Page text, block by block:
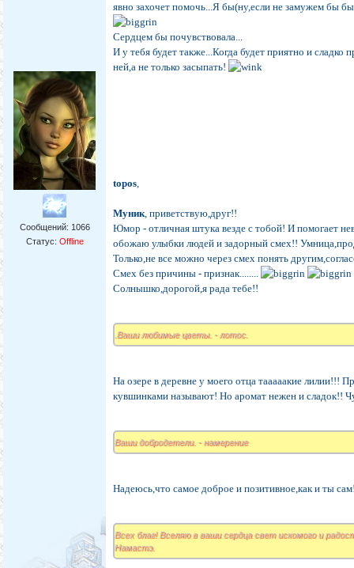
Сообщений: 1066
Статус: Offline
явно захочет помочь...Я бы(ну,если не замужем бы
Сердцем бы почувствовала...
И у тебя будет также...Когда будет приятно и сладко
ней,а не только засыпать!
topos,
Муник, приветствую,друг!!
Юмор - отличная штука везде с тобой! И помогает
обожаю улыбки людей и задорный смех!!
Только,не все можно через смех понять
Смех без причины - признак........
Солнышко,дорогой,я рада тебе!!
.Ваши любимые цветы. - лотос.
На озере в деревне у моего отца тааааакие лилии!!!
кувшинками называют! Но аромат нежен и сладок!!
Ваши добродетели. - намерение
Надеюсь,что самое доброе и позитивное,как и ты
Всех благ! Вселяю в ваши сердца свет искомого и
Намастэ.